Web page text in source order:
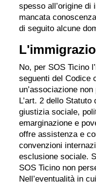
spesso all’origine
mancata
di seguito alcune
No, per SOS Ticino
seguenti del Codice
un’associazione
L’art. 2 dello
giustizia sociale,
emarginazione e
offre assistenza e
convenzioni
esclusione sociale.
SOS Ticino non
Nell’eventualità in